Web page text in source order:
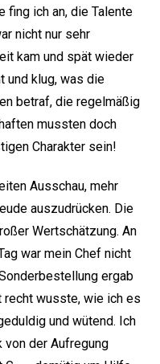
ich an, die Talente
nicht nur sehr
kam und spät wieder
und klug, was die
betraf, die regelmäßig
mussten doch
Charakter sein!
Ausschau, mehr
auszudrücken. Die
Wertschätzung. An
war mein Chef nicht
ergab
recht wusste, wie ich es
und wütend. Ich
der Aufregung